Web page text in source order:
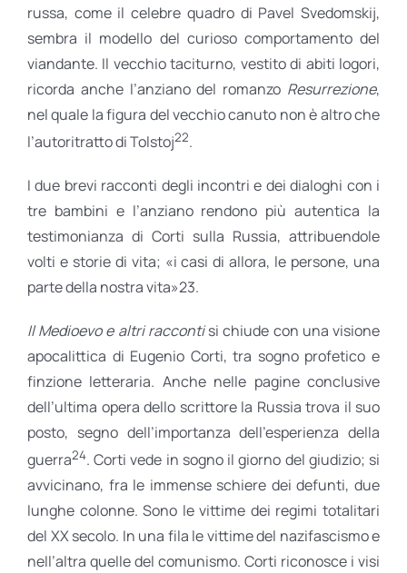
russa, come il celebre quadro di Pavel Svedomskij,
sembra il modello del curioso comportamento del
viandante. Il vecchio taciturno, vestito di abiti logori,
ricorda anche l’anziano del romanzo Resurrezione,
nel quale la figura del vecchio canuto non è altro che
l’autoritratto di Tolstoj22.
I due brevi racconti degli incontri e dei dialoghi con i
tre bambini e l’anziano rendono più autentica la
testimonianza di Corti sulla Russia, attribuendole
volti e storie di vita; «i casi di allora, le persone, una
parte della nostra vita»23.
Il Medioevo e altri raccontisi chiude con una visione
apocalittica di Eugenio Corti, tra sogno profetico e
finzione letteraria. Anche nelle pagine conclusive
dell’ultima opera dello scrittore la Russia trova il suo
posto, segno dell’importanza dell’esperienza della
guerra24. Corti vede in sogno il giorno del giudizio; si
avvicinano, fra le immense schiere dei defunti, due
lunghe colonne. Sono le vittime dei regimi totalitari
del XX secolo. In una fila le vittime del nazifascismo e
nell’altra quelle del comunismo. Corti riconosce i visi